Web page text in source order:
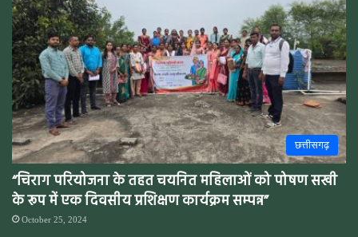
छत्तीसगढ़
“चिराग परियोजना के तहत चयनित महिलाओं को पोषण सखी
के रूप में एक दिवसीय प्रशिक्षण कार्यक्रम सम्पन्न”
October 25, 2024